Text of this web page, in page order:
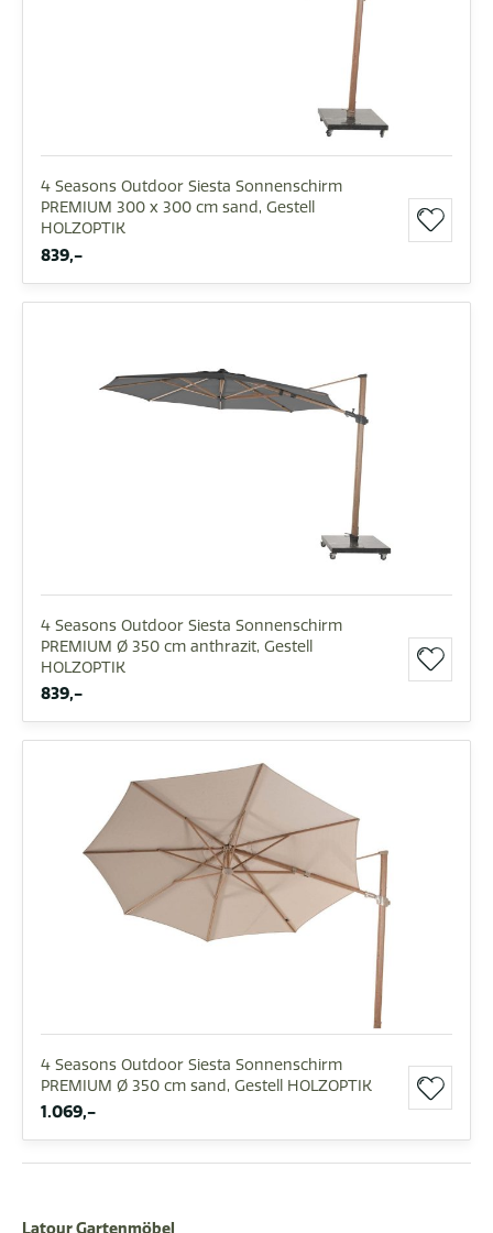
4 Seasons Outdoor Siesta Sonnenschirm
PREMIUM 300 x 300 cm sand, Gestell
HOLZOPTIK
839,-
4 Seasons Outdoor Siesta Sonnenschirm
PREMIUM Ø 350 cm anthrazit, Gestell
HOLZOPTIK
839,-
4 Seasons Outdoor Siesta Sonnenschirm
PREMIUM Ø 350 cm sand, Gestell HOLZOPTIK
1.069,-
Latour Gartenmöbel